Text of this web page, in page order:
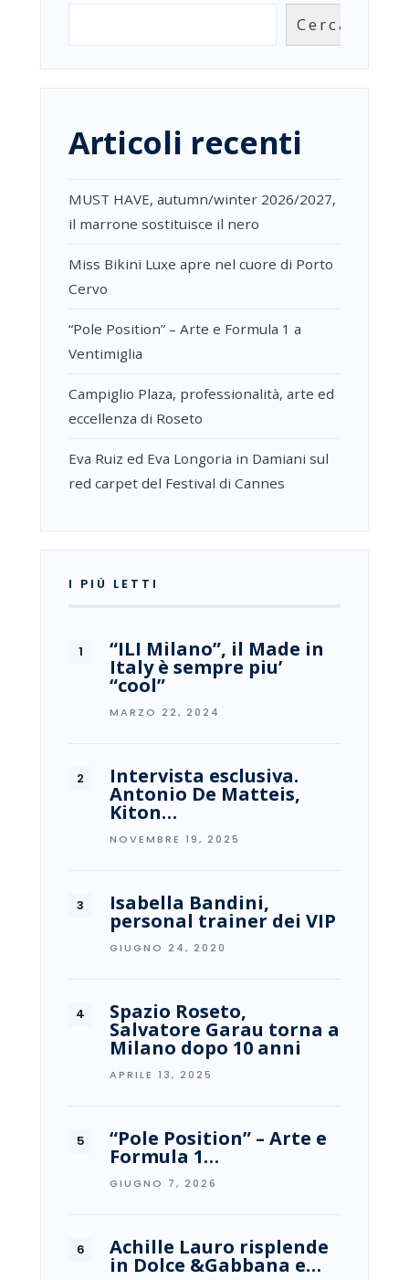
Cerca
Articoli recenti
MUST HAVE, autumn/winter 2026/2027,
il marrone sostituisce il nero
Miss Bikini Luxe apre nel cuore di Porto
Cervo
“Pole Position” – Arte e Formula 1 a
Ventimiglia
Campiglio Plaza, professionalità, arte ed
eccellenza di Roseto
Eva Ruiz ed Eva Longoria in Damiani sul
red carpet del Festival di Cannes
I PIÙ LETTI
“ILI Milano”, il Made in
Italy è sempre piu’
“cool”
MARZO 22, 2024
Intervista esclusiva.
Antonio De Matteis,
Kiton…
NOVEMBRE 19, 2025
Isabella Bandini,
personal trainer dei VIP
GIUGNO 24, 2020
Spazio Roseto,
Salvatore Garau torna a
Milano dopo 10 anni
APRILE 13, 2025
“Pole Position” – Arte e
Formula 1…
GIUGNO 7, 2026
Achille Lauro risplende
in Dolce &Gabbana e…